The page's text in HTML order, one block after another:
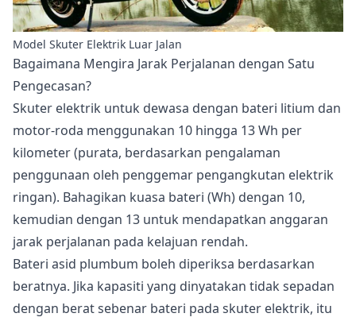
Model Skuter Elektrik Luar Jalan
Bagaimana Mengira Jarak Perjalanan dengan Satu
Pengecasan?
Skuter elektrik untuk dewasa dengan bateri litium dan
motor-roda menggunakan 10 hingga 13 Wh per
kilometer (purata, berdasarkan pengalaman
penggunaan oleh penggemar pengangkutan elektrik
ringan). Bahagikan kuasa bateri (Wh) dengan 10,
kemudian dengan 13 untuk mendapatkan anggaran
jarak perjalanan pada kelajuan rendah.
Bateri asid plumbum boleh diperiksa berdasarkan
beratnya. Jika kapasiti yang dinyatakan tidak sepadan
dengan berat sebenar bateri pada skuter elektrik, itu